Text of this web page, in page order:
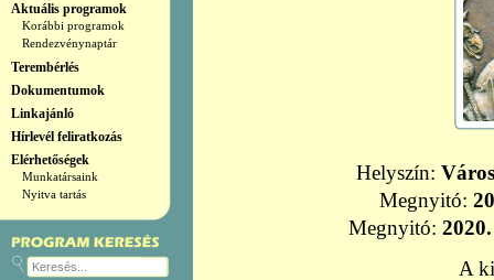
Aktuális programok
Korábbi programok
Rendezvénynaptár
Terembérlés
Dokumentumok
Linkajánló
Hírlevél feliratkozás
Elérhetőségek
Munkatársaink
Nyitva tartás
Helyszín:
Megnyitó:
Megnyitó:
A